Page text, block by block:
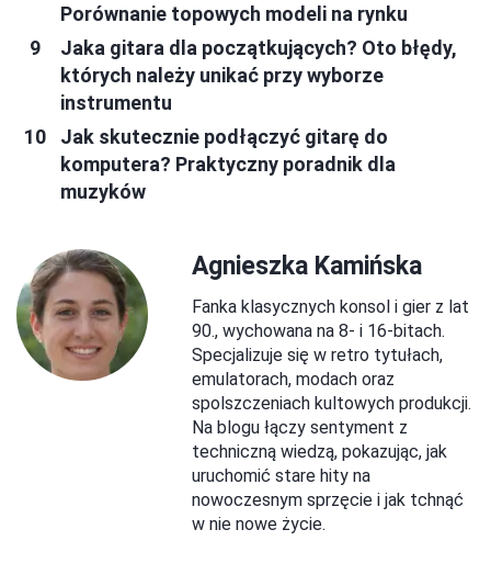
Porównanie topowych modeli na rynku
Jaka gitara dla początkujących? Oto błędy,
których należy unikać przy wyborze
instrumentu
Jak skutecznie podłączyć gitarę do
komputera? Praktyczny poradnik dla
muzyków
Agnieszka Kamińska
Fanka klasycznych konsol i gier z lat
90., wychowana na 8- i 16-bitach.
Specjalizuje się w retro tytułach,
emulatorach, modach oraz
spolszczeniach kultowych produkcji.
Na blogu łączy sentyment z
techniczną wiedzą, pokazując, jak
uruchomić stare hity na
nowoczesnym sprzęcie i jak tchnąć
w nie nowe życie.